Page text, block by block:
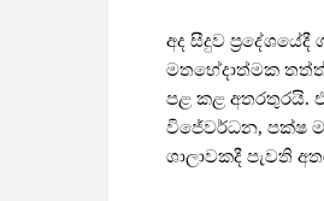
අද සීදුව
මතභේදාත්මක
පළ කළ අතරතුරයි.
විජේවර්ධන, පක්ෂ
ශාලාවකදී පැවති